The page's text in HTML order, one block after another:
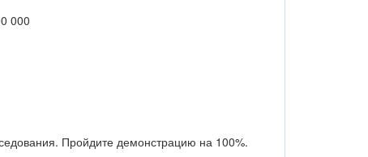
000
Пройдите демонстрацию на 100%.